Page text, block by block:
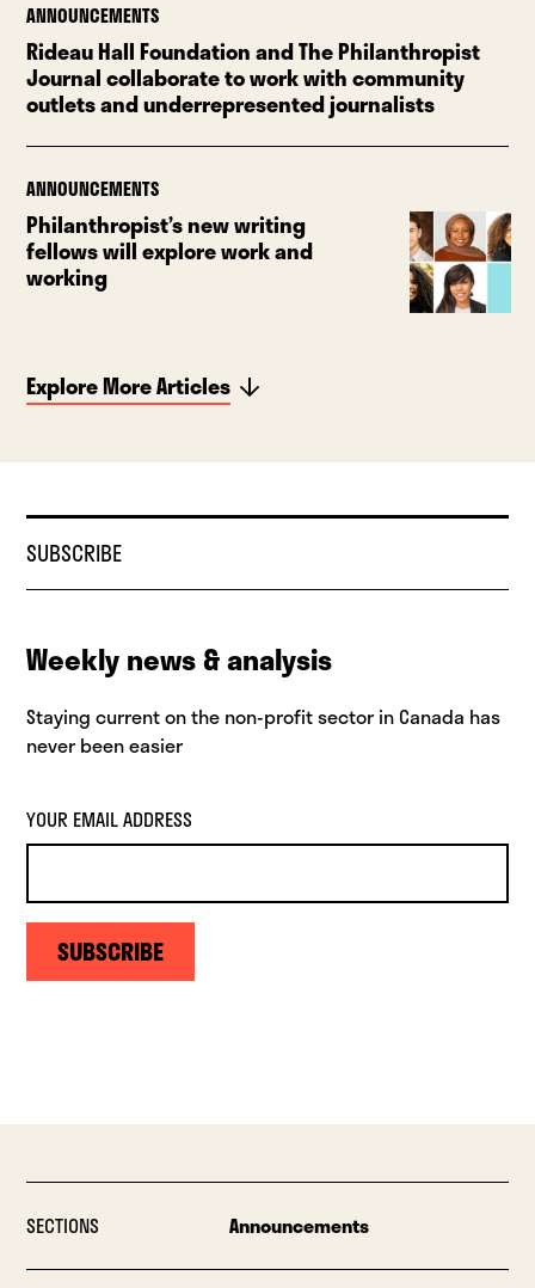
ANNOUNCEMENTS
Rideau Hall Foundation and The Philanthropist
Journal collaborate to work with community
outlets and underrepresented journalists
ANNOUNCEMENTS
Philanthropist’s new writing
fellows will explore work and
working
Explore More Articles
SUBSCRIBE
Weekly news & analysis
Staying current on the non-profit sector in Canada has
never been easier
YOUR EMAIL ADDRESS
SUBSCRIBE
SECTIONS Announcements